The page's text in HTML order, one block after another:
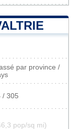
par province /
/ 305
pop/sq mi)